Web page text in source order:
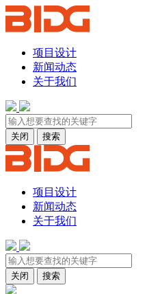
项目设计
新闻动态
关于我们
关闭 搜索
项目设计
新闻动态
关于我们
关闭 搜索